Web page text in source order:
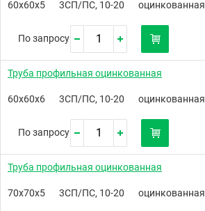
60х60х5 3СП/ПС, 10-20 оцинкованная
По запросу
Труба профильная оцинкованная
60х60х6 3СП/ПС, 10-20 оцинкованная
По запросу
Труба профильная оцинкованная
70х70х5 3СП/ПС, 10-20 оцинкованная